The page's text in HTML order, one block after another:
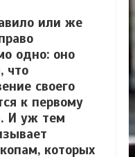
или же
одно: оно
что
своего
к первому
. И уж тем
которых